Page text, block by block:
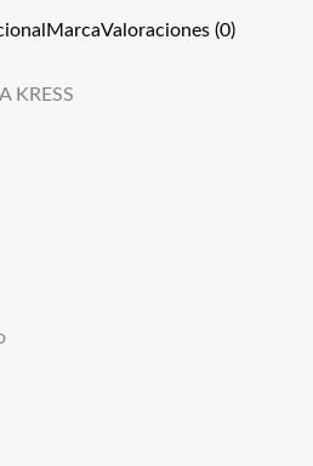
MarcaValoraciones (0)
KRESS